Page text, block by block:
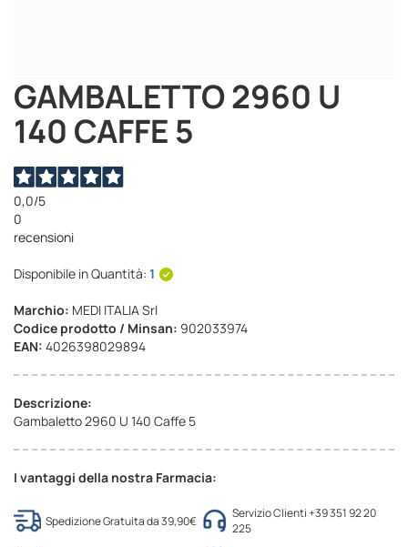
GAMBALETTO 2960 U
140 CAFFE 5
0,0/5
0
recensioni
Disponibile in Quantità: 1
Marchio: MEDI ITALIA Srl
Codice prodotto / Minsan: 902033974
EAN: 4026398029894
Descrizione:
Gambaletto 2960 U 140 Caffe 5
I vantaggi della nostra Farmacia:
Spedizione Gratuita da 39,90€
Servizio Clienti +39 351 92 20
225
Vai
all'inizio
della
galleria
immagini